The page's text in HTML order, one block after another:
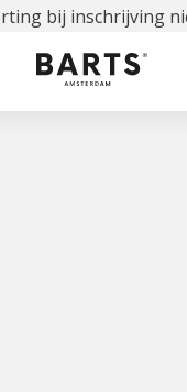
bij inschrijving